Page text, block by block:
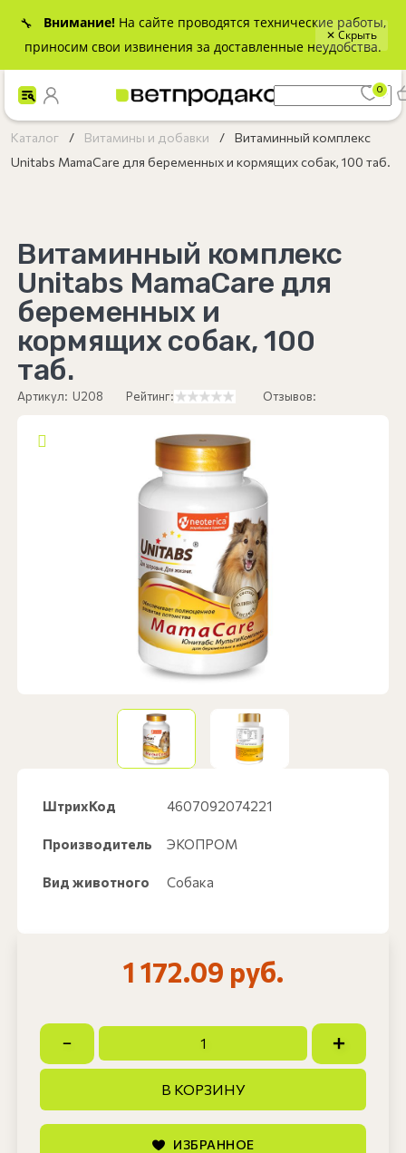
🔧 Внимание! На сайте проводятся технические работы,
приносим свои извинения за доставленные неудобства.
✕ Скрыть
0
Каталог Витамины и добавки
Витаминный комплекс
Unitabs MamaCare для беременных и кормящих собак, 100 таб.
Витаминный комплекс
Unitabs MamaCare для
беременных и
кормящих собак, 100
таб.
Артикул: U208 Рейтинг: Отзывов:
ШтрихКод 4607092074221
Производитель ЭКОПРОМ
Вид животного Собака
1 172.09 руб.
В КОРЗИНУ
ИЗБРАННОЕ